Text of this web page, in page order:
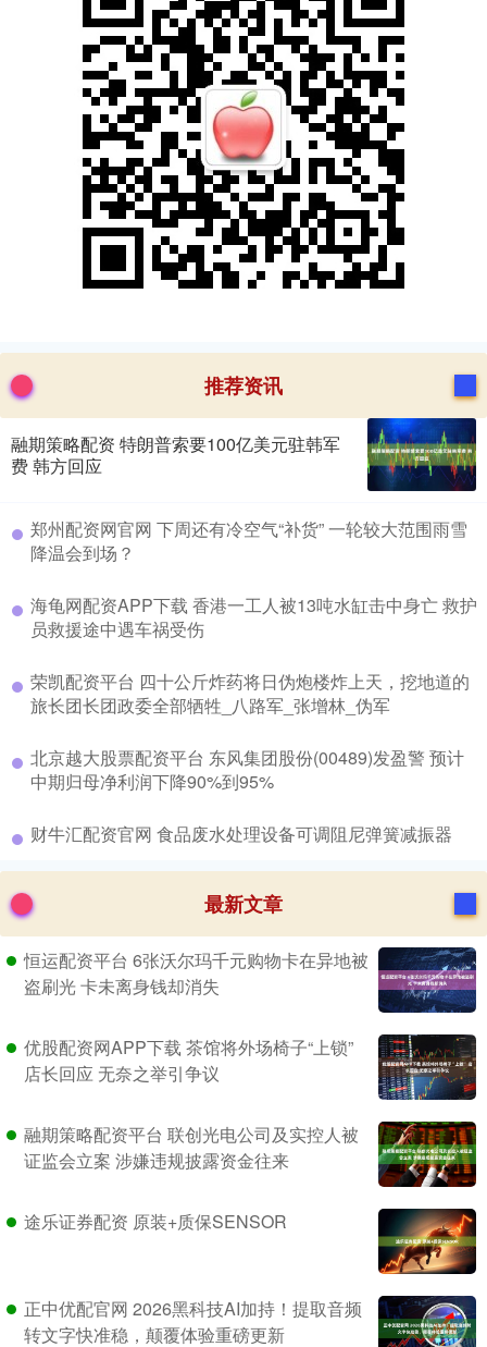
推荐资讯
融期策略配资 特朗普索要100亿美元驻韩军
费 韩方回应
​郑州配资网官网 下周还有冷空气“补货” 一轮较大范围雨雪
降温会到场？
​海龟网配资APP下载 香港一工人被13吨水缸击中身亡 救护
员救援途中遇车祸受伤
​荣凯配资平台 四十公斤炸药将日伪炮楼炸上天，挖地道的
旅长团长团政委全部牺牲_八路军_张增林_伪军
​北京越大股票配资平台 东风集团股份(00489)发盈警 预计
中期归母净利润下降90%到95%
​财牛汇配资官网 食品废水处理设备可调阻尼弹簧减振器
最新文章
恒运配资平台 6张沃尔玛千元购物卡在异地被
盗刷光 卡未离身钱却消失
优股配资网APP下载 茶馆将外场椅子“上锁”
店长回应 无奈之举引争议
融期策略配资平台 联创光电公司及实控人被
证监会立案 涉嫌违规披露资金往来
途乐证券配资 原装+质保SENSOR
正中优配官网 2026黑科技AI加持！提取音频
转文字快准稳，颠覆体验重磅更新